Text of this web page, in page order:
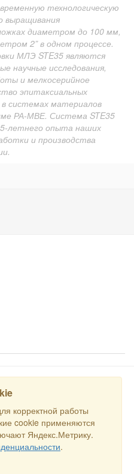
технологическую
выращивания
диаметром до 100 мм,
2” в одном процессе.
МЛЭ STE35 являются
научные исследования,
и мелкосерийное
эпитаксиальных
системах материалов
РА-МВЕ. Система STE35
летнего опыта наших
и производства
корректной работы
cookie применяются
Яндекс.Метрику.
.
Дом РСДС. E-mail:
Россия, г. Москва, Малая
Способы оплаты